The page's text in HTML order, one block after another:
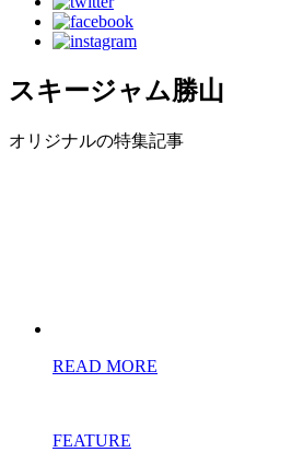
スキージャム勝山
オリジナルの特集記事
READ MORE
FEATURE